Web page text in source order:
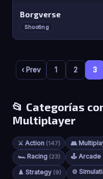
Borgverse
Shooting
‹ Prev 1 2 3
📂 Categorías
Multiplayer
⚔️ Action (147) 👥
🏎️ Racing (23) 🕹️ Arcade
♟️ Strategy (9) ⚙️